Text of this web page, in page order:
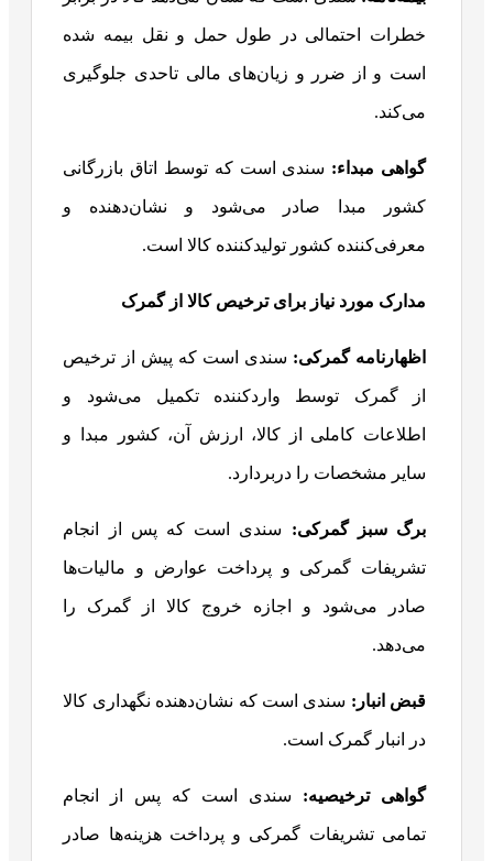
خطرات احتمالی در طول حمل و نقل بیمه شده
است و از ضرر و زیان‌های مالی تاحدی جلوگیری
می‌کند.
گواهی مبداء: سندی است که توسط اتاق بازرگانی
کشور مبدا صادر می‌شود و نشان‌دهنده و
معرفی‌کننده کشور تولیدکننده کالا است.
مدارک مورد نیاز برای ترخیص کالا از گمرک
اظهارنامه گمرکی: سندی است که پیش از ترخیص
از گمرک توسط واردکننده تکمیل می‌شود و
اطلاعات کاملی از کالا، ارزش آن، کشور مبدا و
سایر مشخصات را دربردارد.
برگ سبز گمرکی: سندی است که پس از انجام
تشریفات گمرکی و پرداخت عوارض و مالیات‌ها
صادر می‌شود و اجازه خروج کالا از گمرک را
می‌دهد.
قبض انبار : سندی است که نشان‌دهنده نگهداری کالا
در انبار گمرک است.
گواهی ترخیصیه: سندی است که پس از انجام
تمامی تشریفات گمرکی و پرداخت هزینه‌ها صادر